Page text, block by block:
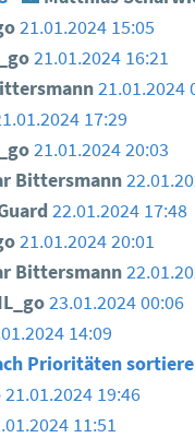
21.01.2024 15:05
21.01.2024 16:21
21.01.2024
17:29
21.01.2024 20:03
Bittersmann
22.01.2024 17:48
21.01.2024 20:01
Bittersmann
23.01.2024 00:06
14:09
Prioritäten
21.01.2024 19:46
11:51